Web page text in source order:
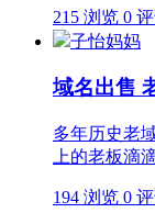
215 浏览 0
子怡妈妈
域名出售
多年历史老
上的老板滴
194 浏览 0